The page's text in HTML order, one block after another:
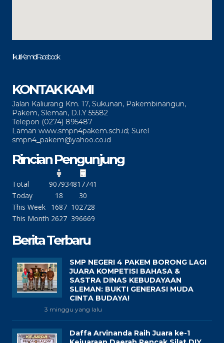
Ikuti Kami di Facebook
KONTAK KAMI
Jalan Kaliurang Km. 17, Sukunan, Pakembinangun,
Pakem, Sleman, D.I.Y 55582
Telepon (0274) 895487
Laman www.smpn4pakem.sch.id; Surel
smpn4_pakem@yahoo.co.id
Rincian Pengunjung
Total 907934817741
Today
18
30
This Week
1687 102728
This Month 2627 396669
Berita Terbaru
SMP NEGERI 4 PAKEM BORONG LAGI
JUARA KOMPETISI BAHASA &
SASTRA DINAS KEBUDAYAAN
SLEMAN: BUKTI GENERASI MUDA
CINTA BUDAYA!
3 minggu yang lalu
Daffa Arvinanda Raih Juara ke-1